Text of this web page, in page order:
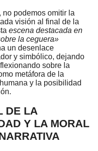
no podemos omitir la
visión al final de la
escena destacada en
la ceguera»
un desenlace
y simbólico, dejando
sobre la
metáfora de la
y la posibilidad
DE LA
Y LA MORAL